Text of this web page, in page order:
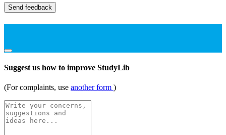
Send feedback
Suggest us how to improve StudyLib
(For complaints, use another form )